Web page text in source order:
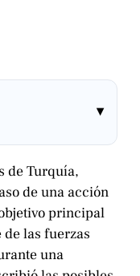
▾
de Turquía,
de una acción
principal
las fuerzas
una